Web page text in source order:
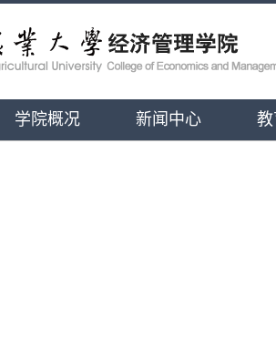
学院概况 新闻中心